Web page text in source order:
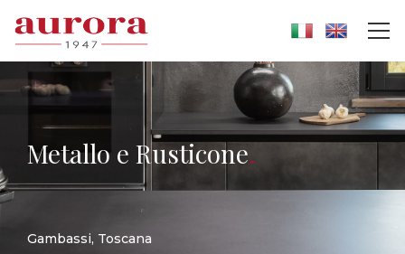
Metallo e Rusticone.
Gambassi, Toscana